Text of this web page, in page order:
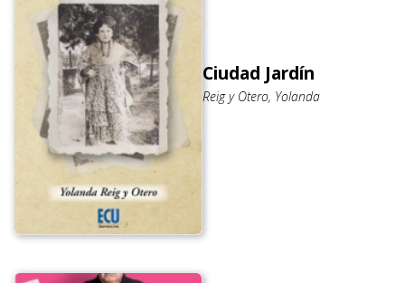
Ciudad Jardín
Reig y Otero, Yolanda